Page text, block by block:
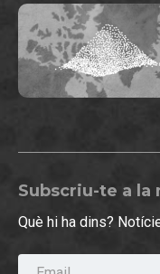
Subscriu-te a la
Què hi ha dins?
Email